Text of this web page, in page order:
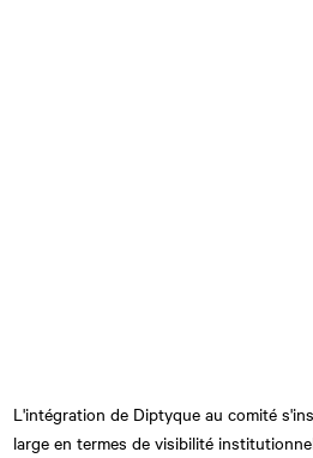
L'intégration de Diptyque au comité
large en termes de visibilité